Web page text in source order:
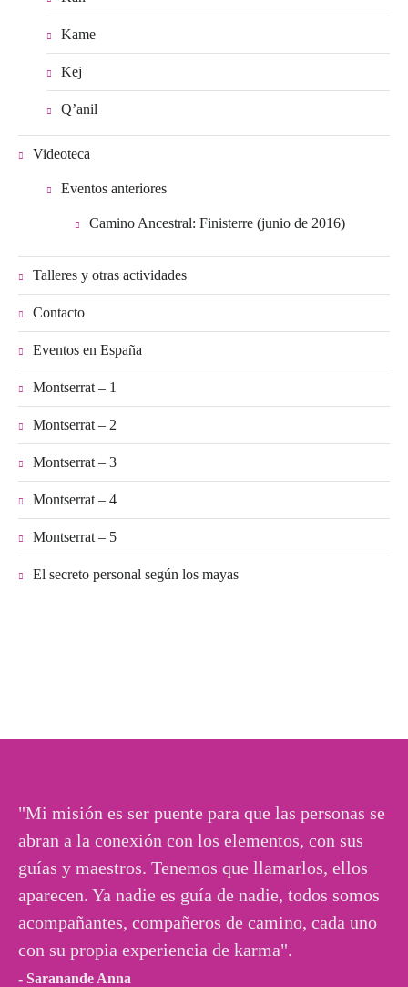
Kame
Kej
Q’anil
Videoteca
Eventos anteriores
Camino Ancestral: Finisterre (junio de 2016)
Talleres y otras actividades
Contacto
Eventos en España
Montserrat – 1
Montserrat – 2
Montserrat – 3
Montserrat – 4
Montserrat – 5
El secreto personal según los mayas
"Mi misión es ser puente para que las personas se
abran a la conexión con los elementos, con sus
guías y maestros. Tenemos que llamarlos, ellos
aparecen. Ya nadie es guía de nadie, todos somos
acompañantes, compañeros de camino, cada uno
con su propia experiencia de karma".
- Saranande Anna